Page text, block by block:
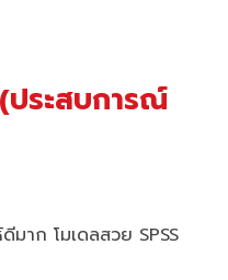
ระสบการณ์
มาก โมเดลสวย SPSS